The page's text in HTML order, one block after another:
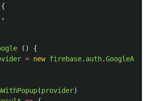
{
,
()
{
= new firebase. auth.
(provider)